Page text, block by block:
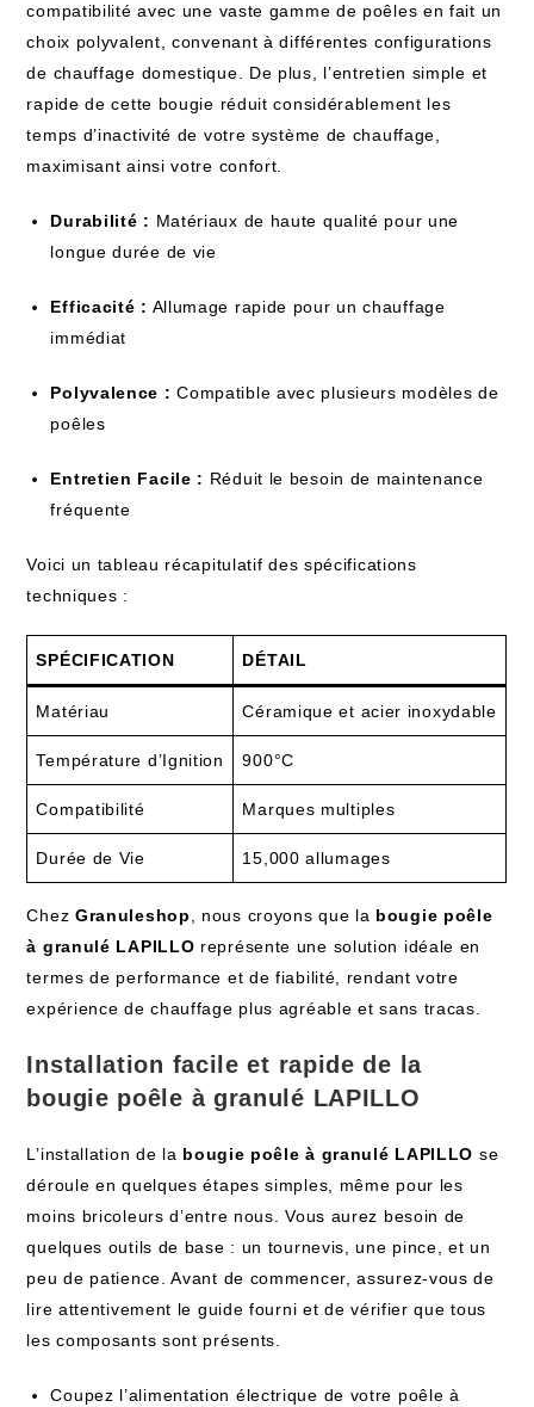
compatibilité avec une vaste gamme de poêles en fait un
choix polyvalent, convenant à différentes configurations
de chauffage domestique. De plus, l’entretien simple et
rapide de cette bougie réduit considérablement les
temps d’inactivité de votre système de chauffage,
maximisant ainsi votre confort.
Durabilité : Matériaux de haute qualité pour une
longue durée de vie
Efficacité : Allumage rapide pour un chauffage
immédiat
Polyvalence : Compatible avec plusieurs modèles de
poêles
Entretien Facile : Réduit le besoin de maintenance
fréquente
Voici un tableau récapitulatif des spécifications
techniques :
SPÉCIFICATION DÉTAIL
Matériau Céramique et acier inoxydable
Température d’Ignition 900°C
Compatibilité Marques multiples
Durée de Vie 15,000 allumages
Chez Granuleshop , nous croyons que la bougie poêle
à granulé LAPILLO représente une solution idéale en
termes de performance et de fiabilité, rendant votre
expérience de chauffage plus agréable et sans tracas.
Installation facile et rapide de la
bougie poêle à granulé LAPILLO
L’installation de la bougie poêle à granulé LAPILLO se
déroule en quelques étapes simples, même pour les
moins bricoleurs d’entre nous. Vous aurez besoin de
quelques outils de base : un tournevis, une pince, et un
peu de patience. Avant de commencer, assurez-vous de
lire attentivement le guide fourni et de vérifier que tous
les composants sont présents.
Coupez l’alimentation électrique de votre poêle à